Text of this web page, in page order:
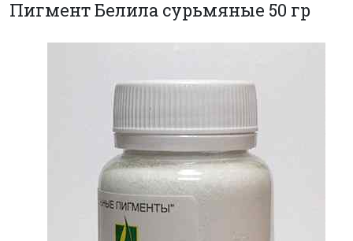
Пигмент Белила сурьмяные 50 гр